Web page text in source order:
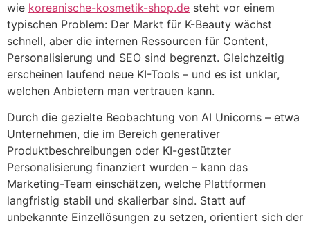
wie koreanische-kosmetik-shop.de steht vor einem
typischen Problem: Der Markt für K-Beauty wächst
schnell, aber die internen Ressourcen für Content,
Personalisierung und SEO sind begrenzt. Gleichzeitig
erscheinen laufend neue KI-Tools – und es ist unklar,
welchen Anbietern man vertrauen kann.
Durch die gezielte Beobachtung von AI Unicorns – etwa
Unternehmen, die im Bereich generativer
Produktbeschreibungen oder KI-gestützter
Personalisierung finanziert wurden – kann das
Marketing-Team einschätzen, welche Plattformen
langfristig stabil und skalierbar sind. Statt auf
unbekannte Einzellösungen zu setzen, orientiert sich der